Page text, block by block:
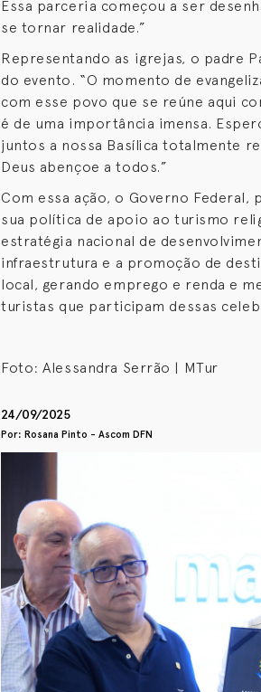
Essa parceria começou a ser
se tornar realidade.”
Representando as igrejas, o padre
do evento. “O momento de
com esse povo que se reúne aqui
é de uma importância imensa.
juntos a nossa Basílica totalmente
Deus abençoe a todos.”
Com essa ação, o Governo
sua política de apoio ao turismo
estratégia nacional de
infraestrutura e a promoção de
local, gerando emprego e renda e
turistas que participam dessas
Foto: Alessandra Serrão | MTur
24/09/2025
Por: Rosana Pinto - Ascom DFN